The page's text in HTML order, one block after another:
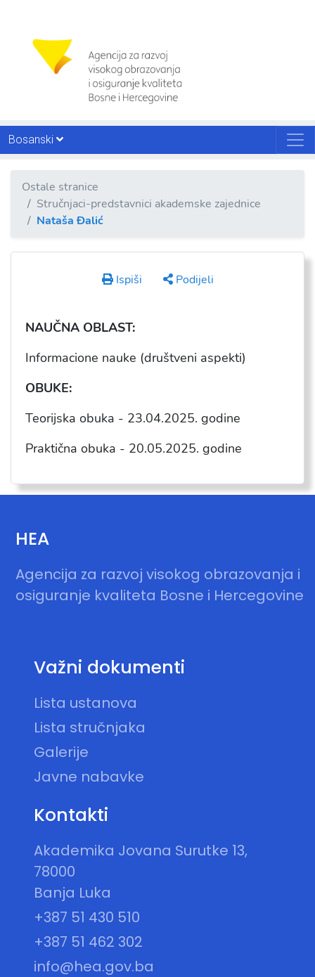
Bosanski
Ostale stranice
Stručnjaci-predstavnici akademske zajednice
Nataša Đalić
Ispiši Podijeli
NAUČNA OBLAST:
Informacione nauke (društveni aspekti)
OBUKE:
Teorijska obuka - 23.04.2025. godine
Praktična obuka - 20.05.2025. godine
HEA
Agencija za razvoj visokog obrazovanja i
osiguranje kvaliteta Bosne i Hercegovine
Važni dokumenti
Lista ustanova
Lista stručnjaka
Galerije
Javne nabavke
Kontakti
Akademika Jovana Surutke 13,
78000
Banja Luka
+387 51 430 510
+387 51 462 302
info@hea.gov.ba